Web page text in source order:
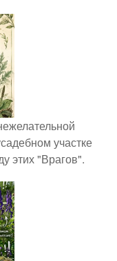
участке
этих "Врагов".